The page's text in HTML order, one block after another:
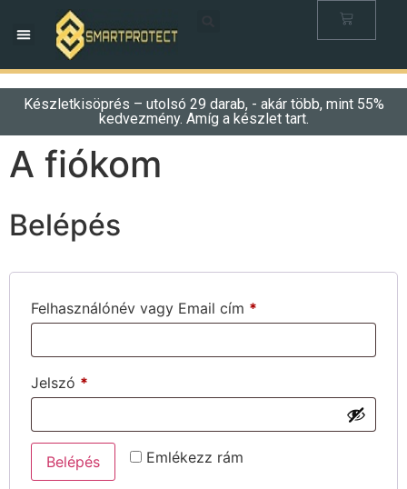
Készletkisöprés – utolsó 29 darab, - akár több, mint 55%
kedvezmény. Amíg a készlet tart.
A fiókom
Belépés
Felhasználónév vagy Email cím *
Jelszó *
Emlékezz rám
Belépés